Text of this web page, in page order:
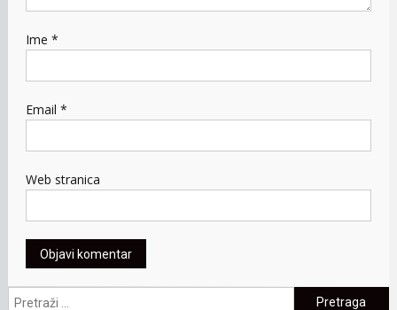
Ime *
Email *
Web stranica
Pretraga: